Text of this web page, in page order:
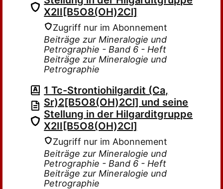
X2II[B5O8(OH)2Cl]
Zugriff nur im Abonnement
Beiträge zur Mineralogie und
Petrographie - Band 6 - Heft
Beiträge zur Mineralogie und
Petrographie
1 Tc-Strontiohilgardit (Ca,
Sr)2[B5O8(OH)2Cl] und seine
Stellung in der Hilgarditgruppe
X2II[B5O8(OH)2Cl]
Zugriff nur im Abonnement
Beiträge zur Mineralogie und
Petrographie - Band 6 - Heft
Beiträge zur Mineralogie und
Petrographie